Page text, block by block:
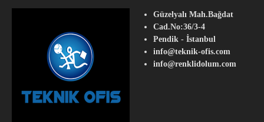
Güzelyalı Mah.Bağdat
Cad.No:36/3-4
Pendik - İstanbul
info@teknik-ofis.com
info@renklidolum.com